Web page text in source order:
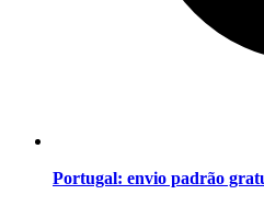
Portugal: envio padrão